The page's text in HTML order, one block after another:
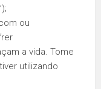
ou
a vida. Tome
utilizando